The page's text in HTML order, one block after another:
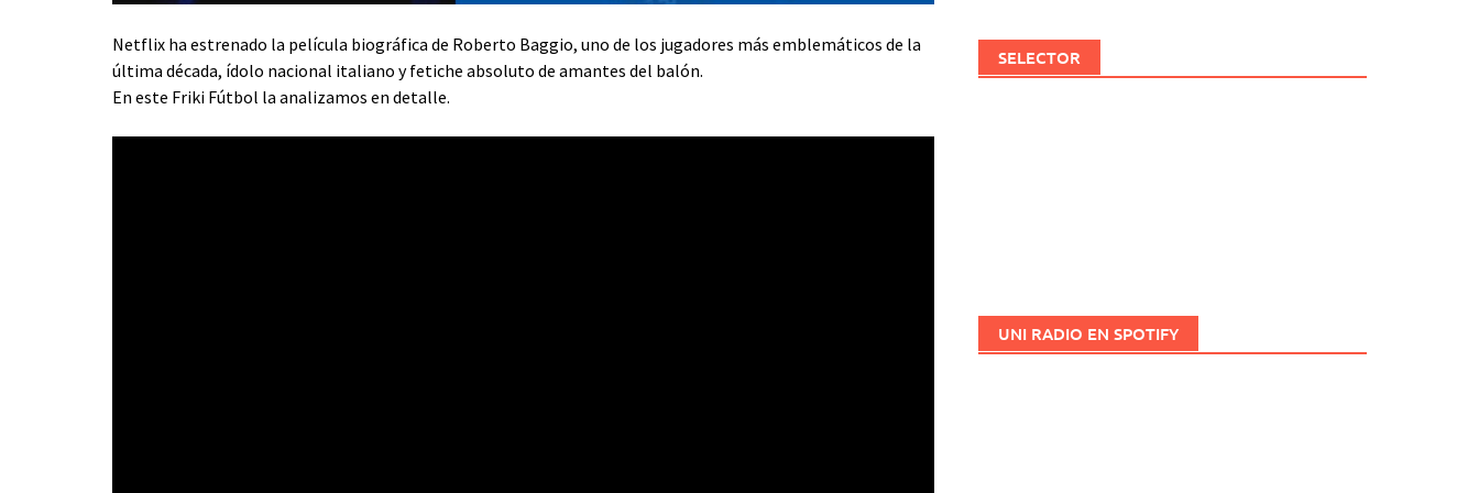
Netflix ha estrenado la película biográfica de Roberto Baggio, uno de los jugadores más emblemáticos de la
última década, ídolo nacional italiano y fetiche absoluto de amantes del balón.
En este Friki Fútbol la analizamos en detalle.
SELECTOR
UNI RADIO EN SPOTIFY